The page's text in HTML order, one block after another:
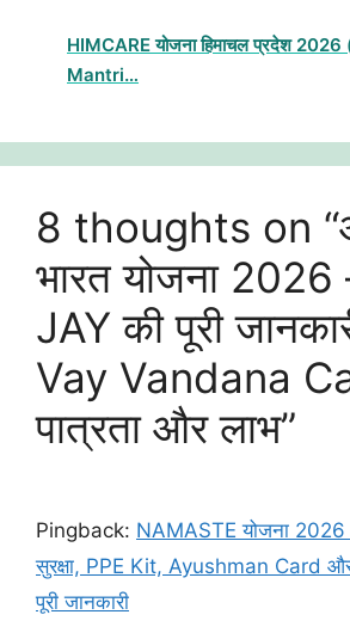
HIMCARE योजना हिमाचल प्रदेश
Mantri…
8 thoughts on
भारत योजना
JAY की पूरी
Vay Vandana
पात्रता और लाभ”
Pingback: NAMASTE योजना 2026
सुरक्षा, PPE Kit, Ayushman Card
पूरी जानकारी